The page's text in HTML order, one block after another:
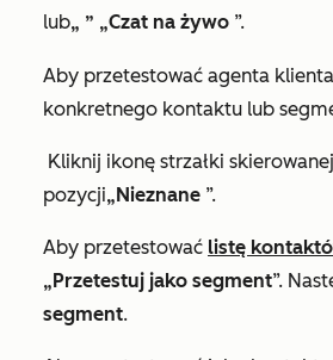
lub„ ” „Czat na żywo ”.
Aby przetestować agenta
konkretnego kontaktu lub
Kliknij ikonę strzałki
pozycji„Nieznane ”.
Aby przetestować listę
„Przetestuj jako segment”.
segment.